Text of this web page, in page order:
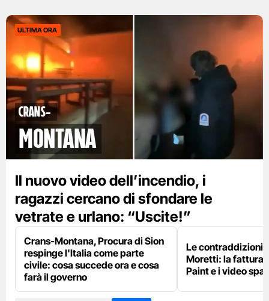
ULTIMA ORA
Crans-
Montana
Il nuovo video dell’incendio, i
ragazzi cercano di sfondare le
vetrate e urlano: “Uscite!”
Crans-Montana, Procura di Sion
respinge l'Italia come parte
civile: cosa succede ora e cosa
farà il governo
Le contraddizioni
Moretti: la fattura
Paint e i video